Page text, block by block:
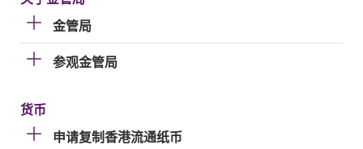
金管局
参观金管局
货币
申请复制香港流通纸币